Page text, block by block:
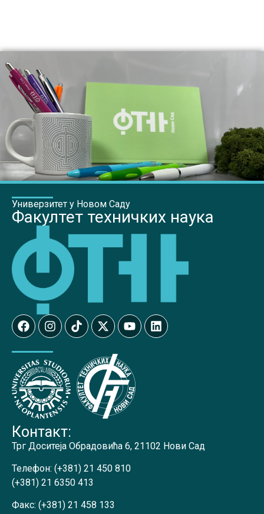
Универзитет у Новом Саду
Факултет техничких наука
Контакт:
Трг Доситеја Обрадовића 6, 21102 Нови Сад
Телефон: (+381) 21 450 810
(+381) 21 6350 413
Факс: (+381) 21 458 133